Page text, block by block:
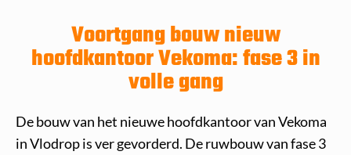
Voortgang bouw nieuw
hoofdkantoor Vekoma: fase 3 in
volle gang
De bouw van het nieuwe hoofdkantoor van Vekoma
in Vlodrop is ver gevorderd. De ruwbouw van fase 3